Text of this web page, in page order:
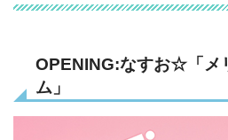
OPENING:なすお☆「メ
ム」